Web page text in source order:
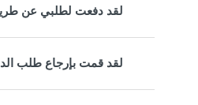
لقد دفعت لطلبي عن
لقد قمت بإرجاع طلب